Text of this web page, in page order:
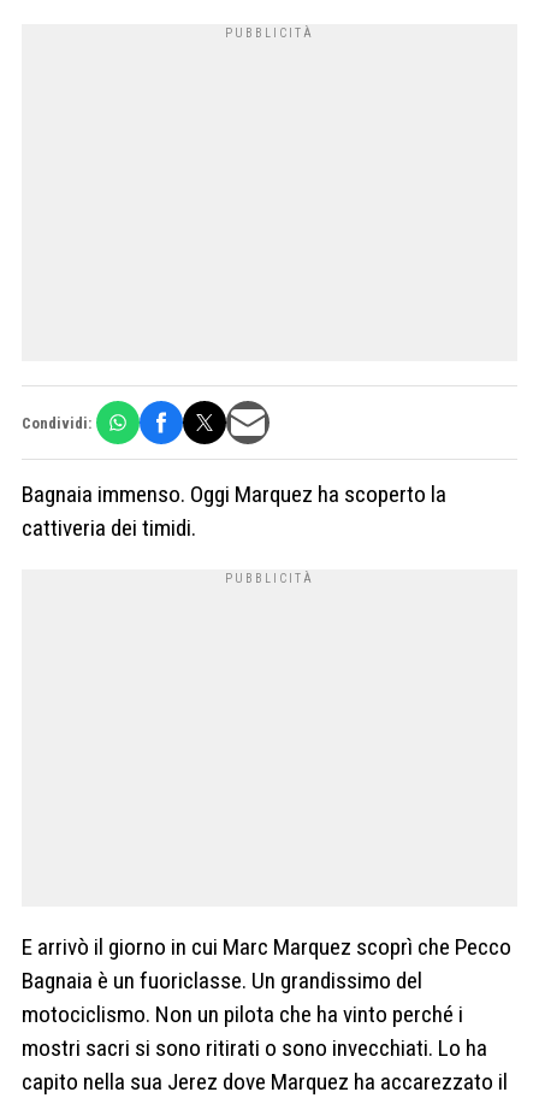
Condividi:
Bagnaia immenso. Oggi Marquez ha scoperto la
cattiveria dei timidi.
E arrivò il giorno in cui Marc Marquez scoprì che Pecco
Bagnaia è un fuoriclasse. Un grandissimo del
motociclismo. Non un pilota che ha vinto perché i
mostri sacri si sono ritirati o sono invecchiati. Lo ha
capito nella sua Jerez dove Marquez ha accarezzato il